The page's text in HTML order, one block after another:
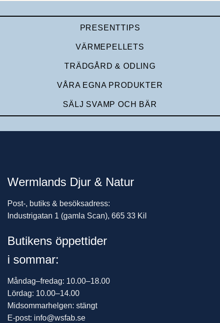
PRESENTTIPS
VÄRMEPELLETS
TRÄDGÅRD & ODLING
VÅRA EGNA PRODUKTER
SÄLJ SVAMP OCH BÄR
Wermlands Djur & Natur
Post-, butiks & besöksadress:
Industrigatan 1 (gamla Scan), 665 33 Kil
Butikens öppettider
i sommar:
Måndag–fredag: 10.00–18.00
Lördag: 10.00–14.00
Midsommarhelgen: stängt
E-post: info@wsfab.se